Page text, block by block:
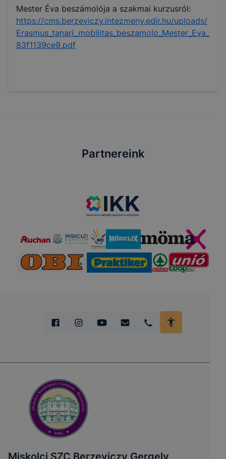
Mester Éva beszámolója a szakmai kurzusról:
https://cms.berzeviczy.intezmeny.edir.hu/uploads/
Erasmus_tanari_mobilitas_beszamolo_Mester_Eva_
83f1139ce9.pdf
Partnereink
Miskolci SZC Berzeviczy Gergely